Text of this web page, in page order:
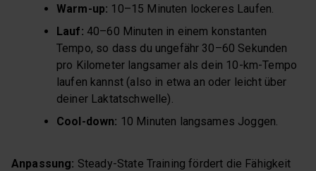
Warm-up: 10–15 Minuten lockeres Laufen.
Lauf: 40–60 Minuten in einem konstanten
Tempo, so dass du ungefähr 30–60 Sekunden
pro Kilometer langsamer als dein 10-km-Tempo
laufen kannst (also in etwa an oder leicht über
deiner Laktatschwelle).
Cool-down: 10 Minuten langsames Joggen.
Anpassung: Steady-State Training fördert die Fähigkeit